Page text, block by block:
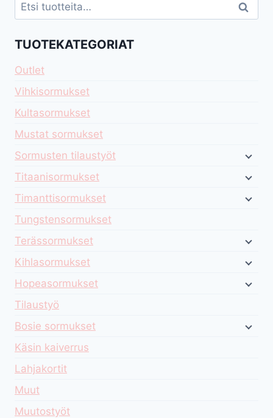
Haku
TUOTEKATEGORIAT
Outlet
Vihkisormukset
Kultasormukset
Mustat sormukset
Sormusten tilaustyöt
Titaanisormukset
Timanttisormukset
Tungstensormukset
Terässormukset
Kihlasormukset
Hopeasormukset
Tilaustyö
Bosie sormukset
Käsin kaiverrus
Lahjakortit
Muut
Muutostyöt